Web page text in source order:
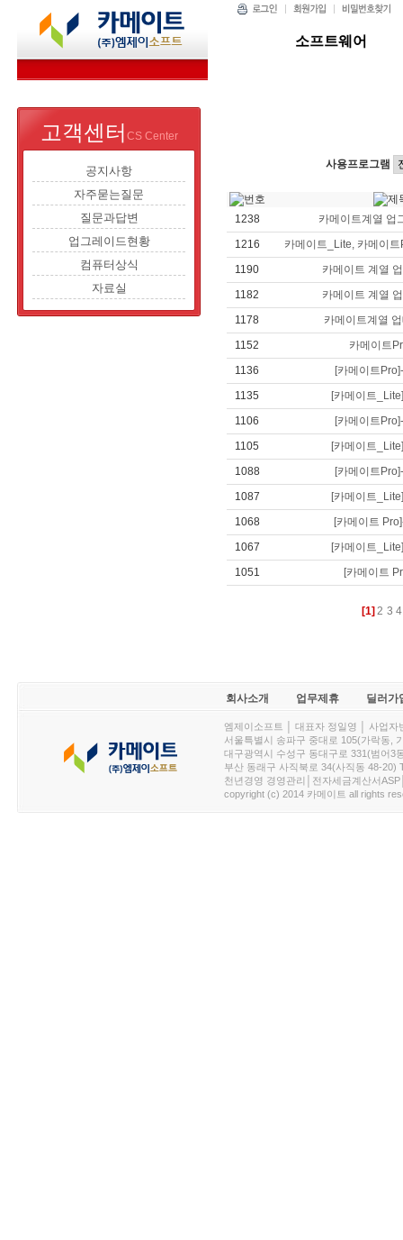
소프트웨어
고객센터 CS Center
공지사항
자주묻는질문
질문과답변
업그레이드현황
컴퓨터상식
자료실
사용프로그램
1238
카메이트계열 업
1216
카메이트_Lite, 카메이
1190
카메이트 계열
1182
카메이트 계열
1178
카메이트계열
1152
카메이트
1136
[카메이트
1135
[카메이트
1106
[카메이트
1105
[카메이트
1088
[카메이트
1087
[카메이트
1068
[카메이트
1067
[카메이트
1051
[카메이트
[1] 2 3 4
회사소개 업무제휴 딜러가
엠제이소프트 │ 대표자 정일영 │ 사업
서울특별시 송파구 중대로 105(가락동,
대구광역시 수성구 동대구로 331(범어3
부산 동래구 사직북로 34(사직동 48-20)
천년경영 경영관리│전자세금계산서
copyright (c) 2014 카메이트 all rights